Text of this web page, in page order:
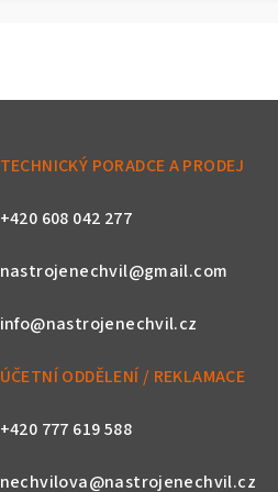
TECHNICKÝ PORADCE A PRODEJ
+420 608 042 277
nastrojenechvil@gmail.com
info@nastrojenechvil.cz
ÚČETNÍ ODDĚLENÍ / REKLAMACE
+420 777 619 588
nechvilova@nastrojenechvil.cz